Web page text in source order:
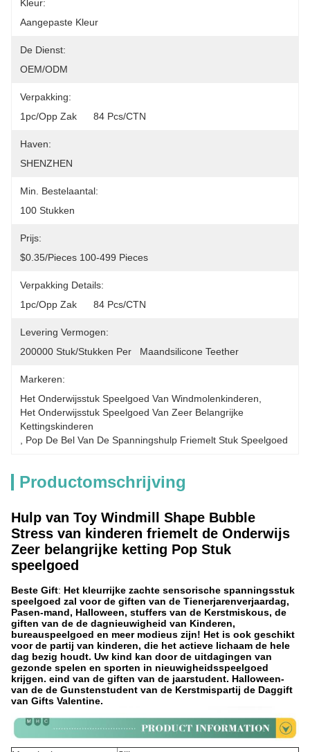
Kleur:
Aangepaste Kleur
De Dienst:
OEM/ODM
Verpakking:
1pc/opp Zak      84 Pcs/CTN
Haven:
SHENZHEN
Min. Bestelaantal:
100 Stukken
Prijs:
$0.35/pieces 100-499 Pieces
Verpakking Details:
1pc/opp Zak      84 Pcs/CTN
Levering Vermogen:
200000 Stuk/Stukken Per   Maandsilicone Teether
Markeren:
Het Onderwijsstuk Speelgoed Van Windmolenkinderen
Het Onderwijsstuk Speelgoed Van Zeer Belangrijke
Kettingskinderen
Pop De Bel Van De Spanningshulp Friemelt Stuk Speelgoed
Productomschrijving
Hulp van Toy Windmill Shape Bubble
Stress van kinderen friemelt de Onderwijs
Zeer belangrijke ketting Pop Stuk
speelgoed
Beste Gift: Het kleurrijke zachte sensorische spanningsstuk
speelgoed zal voor de giften van de Tienerjarenverjaardag,
Pasen-mand, Halloween, stuffers van de Kerstmiskous, de
giften van de de dagnieuwigheid van Kinderen,
bureauspeelgoed en meer modieus zijn! Het is ook geschikt
voor de partij van kinderen, die het actieve lichaam de hele
dag bezig houdt. Uw kind kan door de uitdagingen van
gezonde spelen en sporten in nieuwigheidsspeelgoed
krijgen. eind van de giften van de jaarstudent. Halloween-
van de de Gunstenstudent van de Kerstmispartij de Daggift
van Gifts Valentine.